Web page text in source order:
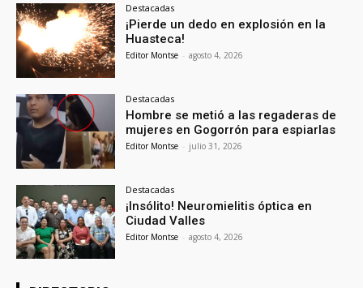
Destacadas
¡Pierde un dedo en explosión en la
Huasteca!
Editor Montse - agosto 4, 2026
Destacadas
Hombre se metió a las regaderas de
mujeres en Gogorrón para espiarlas
Editor Montse - julio 31, 2026
Destacadas
¡Insólito! Neuromielitis óptica en
Ciudad Valles
Editor Montse - agosto 4, 2026